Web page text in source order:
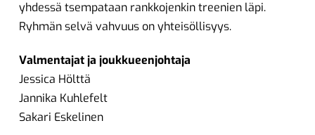
yhdessä tsempataan rankkojenkin treenien läpi.
Ryhmän selvä vahvuus on yhteisöllisyys.
Valmentajat ja joukkueenjohtaja
Jessica Hölttä
Jannika Kuhlefelt
Sakari Eskelinen